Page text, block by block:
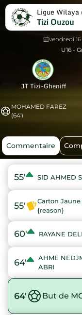
Ligue
Tizi Ouzou
vendredi
U16 -
JT Tizi-Gheniff
MOHAMED FAREZ
(64')
Commentaire
55' SID AHMED
55'
Carton
{reason}
60' RAYANE
64'
AHME
ABRI
64' But de